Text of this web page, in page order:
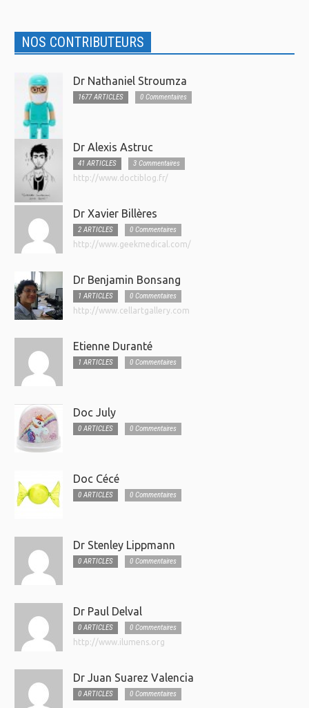
NOS CONTRIBUTEURS
Dr Nathaniel Stroumza
1677 ARTICLES 0 Commentaires
Dr Alexis Astruc
41 ARTICLES
3 Commentaires
http://www.doctiblog.fr/
Dr Xavier Billères
2 ARTICLES
0 Commentaires
http://www.geekmedical.com/
Dr Benjamin Bonsang
1 ARTICLES
0 Commentaires
http://www.cellartgallery.com
Etienne Duranté
1 ARTICLES 0 Commentaires
Doc July
0 ARTICLES 0 Commentaires
Doc Cécé
0 ARTICLES 0 Commentaires
Dr Stenley Lippmann
0 ARTICLES 0 Commentaires
Dr Paul Delval
0 ARTICLES
0 Commentaires
http://www.ilumens.org
Dr Juan Suarez Valencia
0 ARTICLES 0 Commentaires